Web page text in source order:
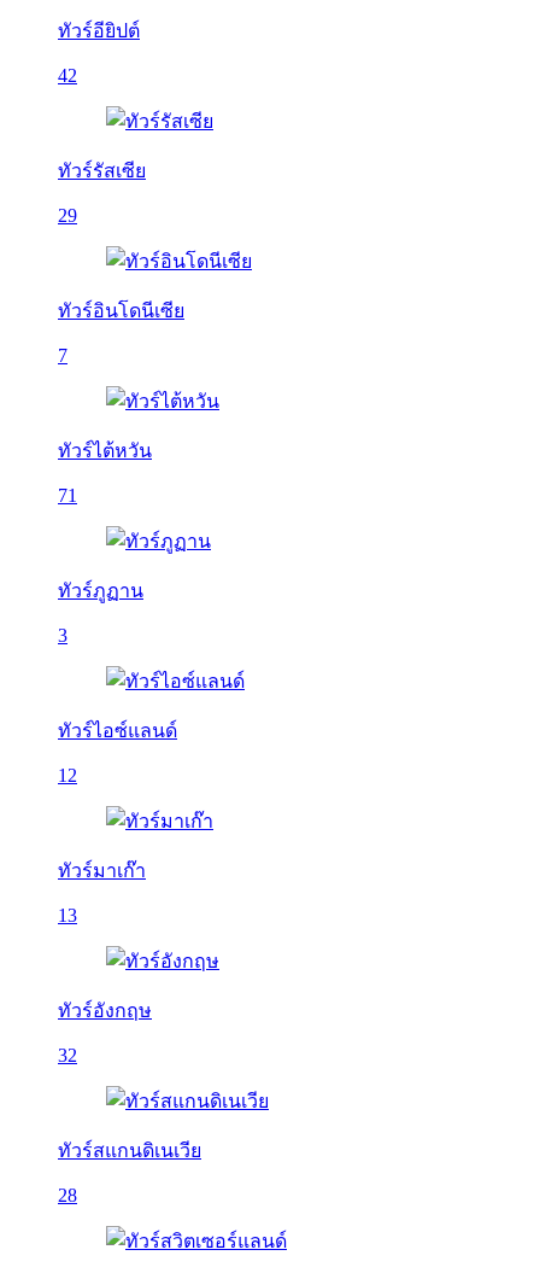
ทัวร์อียิปต์
42
ทัวร์รัสเซีย
29
ทัวร์อินโดนีเซีย
7
ทัวร์ไต้หวัน
71
ทัวร์ภูฏาน
3
ทัวร์ไอซ์แลนด์
12
ทัวร์มาเก๊า
13
ทัวร์อังกฤษ
32
ทัวร์สแกนดิเนเวีย
28